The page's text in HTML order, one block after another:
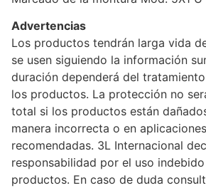
Advertencias
Los productos tendrán larga vida
se usen siguiendo la información
duración dependerá del
los productos. La protección no
total si los productos están
manera incorrecta o en
recomendadas. 3L Internacional
responsabilidad por el uso
productos. En caso de duda